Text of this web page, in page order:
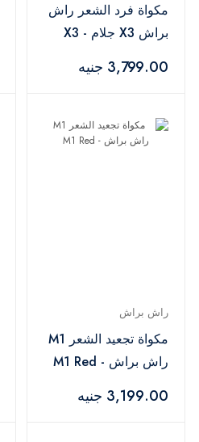
مكواة فرد الشعر راش
براش X3 جلام - X3
3,799.00 جنيه
راش براش
مكواة تجعيد الشعر M1
راش براش - M1 Red
3,199.00 جنيه